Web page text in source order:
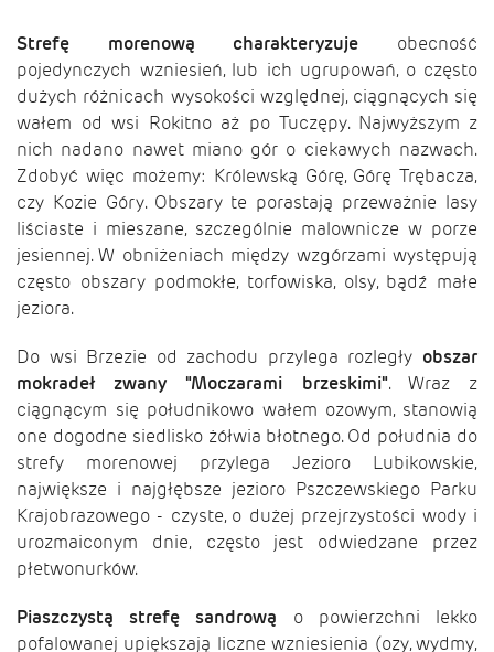
Strefę morenową charakteryzuje obecność
pojedynczych wzniesień, lub ich ugrupowań, o często
dużych różnicach wysokości względnej, ciągnących się
wałem od wsi Rokitno aż po Tuczępy. Najwyższym z
nich nadano nawet miano gór o ciekawych nazwach.
Zdobyć więc możemy: Królewską Górę, Górę Trębacza,
czy Kozie Góry. Obszary te porastają przeważnie lasy
liściaste i mieszane, szczególnie malownicze w porze
jesiennej. W obniżeniach między wzgórzami występują
często obszary podmokłe, torfowiska, olsy, bądź małe
jeziora.
Do wsi Brzezie od zachodu przylega rozległy obszar
mokradeł zwany "Moczarami brzeskimi". Wraz z
ciągnącym się południkowo wałem ozowym, stanowią
one dogodne siedlisko żółwia błotnego. Od południa do
strefy morenowej przylega Jezioro Lubikowskie,
największe i najgłębsze jezioro Pszczewskiego Parku
Krajobrazowego - czyste, o dużej przejrzystości wody i
urozmaiconym dnie,
często jest odwiedzane przez
płetwonurków.
Piaszczystą strefę sandrową o powierzchni lekko
pofalowanej upiększają liczne wzniesienia (ozy, wydmy,